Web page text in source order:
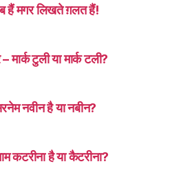
हैं मगर लिखते ग़लत हैं!
मार्क टुली या मार्क टली?
नवीन है या नबीन?
कटरीना है या कैटरीना?